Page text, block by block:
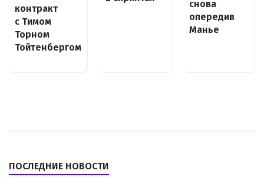
контракт
с Тимом
Торном
Тойтенбергом
снова
опередив
Манье
ПОСЛЕДНИЕ НОВОСТИ